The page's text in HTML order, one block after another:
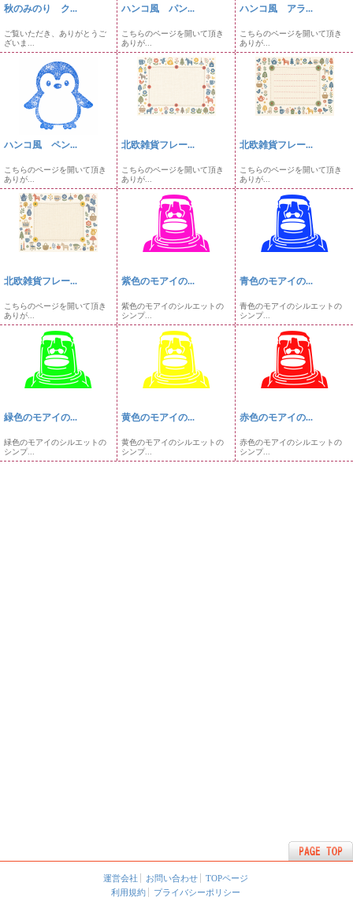
秋のみのり ク...
ご覧いただき、ありがとうご
ざいま...
ハンコ風 パン...
こちらのページを開いて頂き
ありが...
ハンコ風 アラ...
こちらのページを開いて頂き
ありが...
ハンコ風 ペン...
こちらのページを開いて頂き
ありが...
北欧雑貨フレー...
こちらのページを開いて頂き
ありが...
北欧雑貨フレー...
こちらのページを開いて頂き
ありが...
北欧雑貨フレー...
こちらのページを開いて頂き
ありが...
紫色のモアイの...
紫色のモアイのシルエットの
シンプ...
青色のモアイの...
青色のモアイのシルエットの
シンプ...
緑色のモアイの...
緑色のモアイのシルエットの
シンプ...
黄色のモアイの...
黄色のモアイのシルエットの
シンプ...
赤色のモアイの...
赤色のモアイのシルエットの
シンプ...
運営会社 お問い合わせ
TOPページ
利用規約
プライバシーポリシー